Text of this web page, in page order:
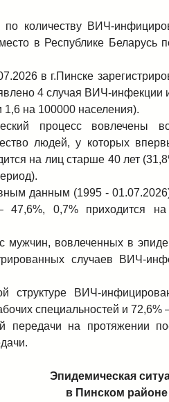
по количеству ВИЧ-
в Республике Беларусь
в г.Пинске
4 случая ВИЧ-инфекции
1,6 на 100000 населения).
процесс вовлечены
людей, у которых
на лиц старше 40 лет
данным (1995 -
47,6%, 0,7% приходится
мужчин, вовлеченных в
случаев ВИЧ-
структуре ВИЧ-
специальностей и
передачи на протяжении
Эпидемическая
в Пинском районе